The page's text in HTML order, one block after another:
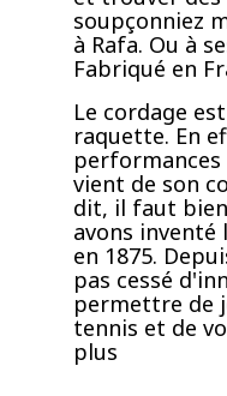
soupçonniez
à Rafa. Ou à
Fabriqué en
Le cordage
raquette. En
vient de son
dit, il faut
avons inventé
en 1875.
pas cessé
permettre de
tennis et de
plus